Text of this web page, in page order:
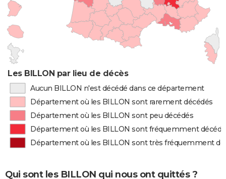
Les BILLON par lieu de décès
Aucun BILLON n'est décédé dans ce département
Département où les BILLON sont rarement décédés
Département où les BILLON sont peu décédés
Département où les BILLON sont fréquemment
Département où les BILLON sont très fréquemment
Qui sont les BILLON qui nous ont quittés ?